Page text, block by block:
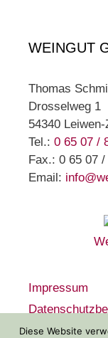
WEINGUT
Thomas
Drosselweg 1
54340
Tel.: 0 65 07 /
Fax.: 0 65 07
Email:
Impressum
Diese Website